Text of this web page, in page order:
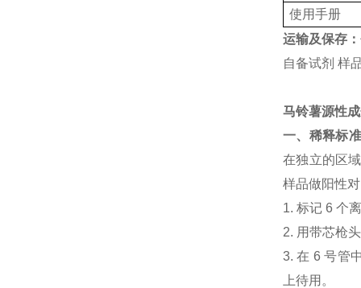
使用手册
运输及保存：
自备试剂 样
马铃薯源性
一、稀释标
在独立的区
样品做阳性
1. 标记 6 个
2. 用带芯枪
3. 在 6 号管
上待用。